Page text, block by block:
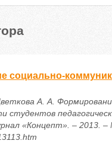
социально-
А. А.
студентов
«Концепт». – 2013.